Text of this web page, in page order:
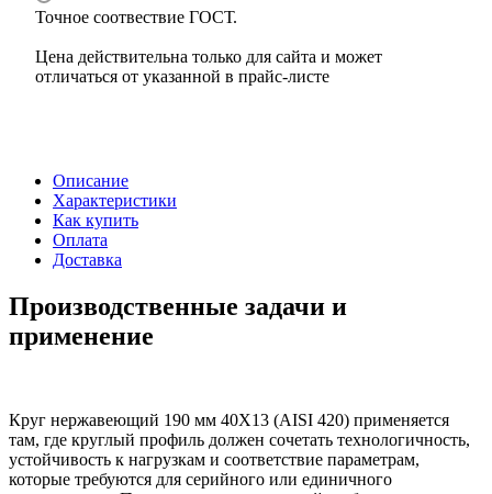
Точное соотвествие ГОСТ.
Цена действительна только для сайта и может
отличаться от указанной в прайс-листе
Описание
Характеристики
Как купить
Оплата
Доставка
Производственные задачи и
применение
Круг нержавеющий 190 мм 40Х13 (AISI 420) применяется
там, где круглый профиль должен сочетать технологичность,
устойчивость к нагрузкам и соответствие параметрам,
которые требуются для серийного или единичного